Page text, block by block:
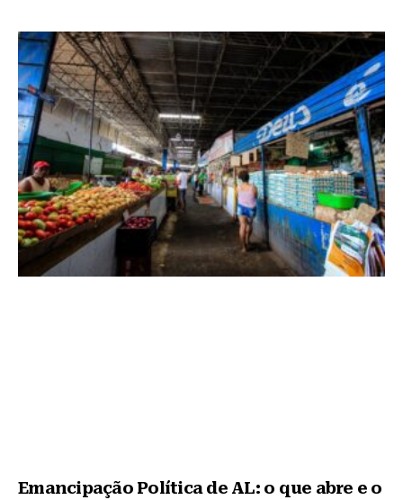
Emancipação Política de AL: o que abre e o